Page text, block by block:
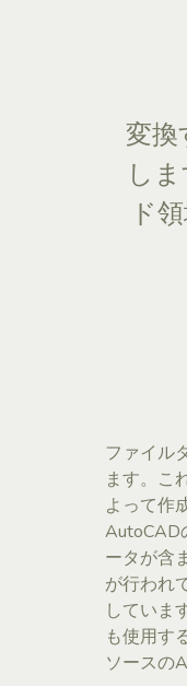
変換
し
ド
ファイル
ます。こ
よって作
AutoCAD
ータが含
が行われ
していま
も使用す
ソースの